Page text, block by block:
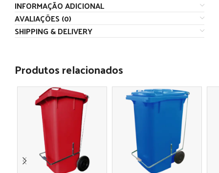
INFORMAÇÃO ADICIONAL
AVALIAÇÕES (0)
SHIPPING & DELIVERY
Produtos relacionados